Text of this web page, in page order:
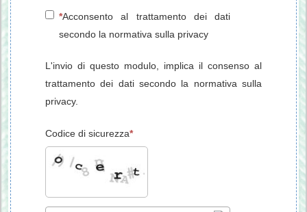
Acconsento al trattamento dei dati
secondo la normativa sulla privacy
L'invio di questo modulo, implica il consenso al
trattamento dei dati secondo la normativa sulla
privacy.
Codice di sicurezza